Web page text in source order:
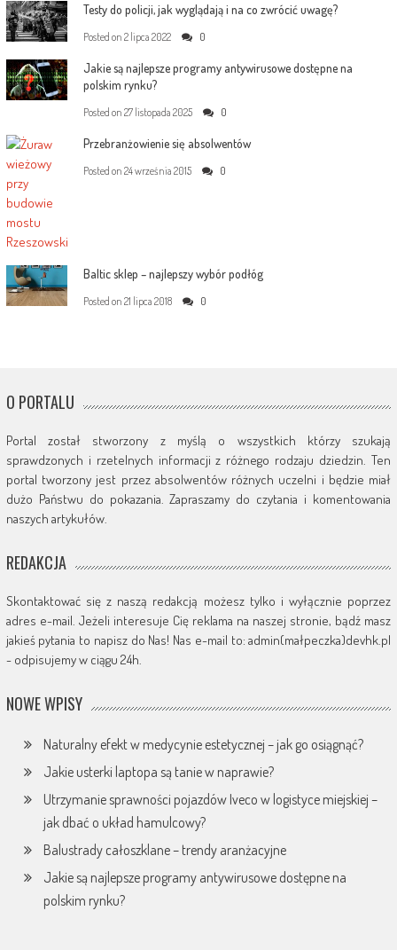
Testy do policji, jak wyglądają i na co zwrócić uwagę?
Posted on 2 lipca 2022 0
Jakie są najlepsze programy antywirusowe dostępne na
polskim rynku?
Posted on 27 listopada 2025 0
Przebranżowienie się absolwentów
Posted on 24 września 2015 0
Baltic sklep – najlepszy wybór podłóg
Posted on 21 lipca 2018 0
O PORTALU
Portal został stworzony z myślą o wszystkich którzy szukają
sprawdzonych i rzetelnych informacji z różnego rodzaju dziedzin. Ten
portal tworzony jest przez absolwentów różnych uczelni i będzie miał
dużo Państwu do pokazania. Zapraszamy do czytania i komentowania
naszych artykułów.
REDAKCJA
Skontaktować się z naszą redakcją możesz tylko i wyłącznie poprzez
adres e-mail. Jeżeli interesuje Cię reklama na naszej stronie, bądź masz
jakieś pytania to napisz do Nas! Nas e-mail to: admin(małpeczka)devhk.pl
- odpisujemy w ciągu 24h.
NOWE WPISY
Naturalny efekt w medycynie estetycznej – jak go osiągnąć?
Jakie usterki laptopa są tanie w naprawie?
Utrzymanie sprawności pojazdów Iveco w logistyce miejskiej –
jak dbać o układ hamulcowy?
Balustrady całoszklane – trendy aranżacyjne
Jakie są najlepsze programy antywirusowe dostępne na
polskim rynku?